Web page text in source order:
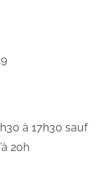
à 17h30 sauf
20h